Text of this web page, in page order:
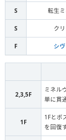
朱色の鬼
S 転生
S ク
F シ
2,3,5F
ミネル
単に貫
1F
1Fとボ
を回復